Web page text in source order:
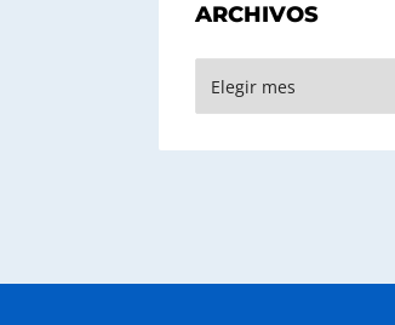
ARCHIVOS